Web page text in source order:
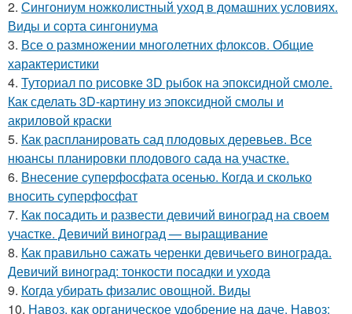
2. Сингониум ножколистный уход в домашних условиях.
Виды и сорта сингониума
3. Все о размножении многолетних флоксов. Общие
характеристики
4. Туториал по рисовке 3D рыбок на эпоксидной смоле.
Как сделать 3D-картину из эпоксидной смолы и
акриловой краски
5. Как распланировать сад плодовых деревьев. Все
нюансы планировки плодового сада на участке.
6. Внесение суперфосфата осенью. Когда и сколько
вносить суперфосфат
7. Как посадить и развести девичий виноград на своем
участке. Девичий виноград — выращивание
8. Как правильно сажать черенки девичьего винограда.
Девичий виноград: тонкости посадки и ухода
9. Когда убирать физалис овощной. Виды
10. Навоз, как органическое удобрение на даче. Навоз: